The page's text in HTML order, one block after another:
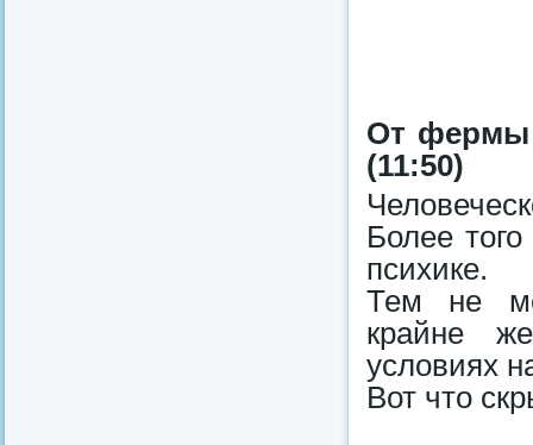
От фермы
(11:50)
Более
психике.
Тем не
крайне
условиях
Вот что